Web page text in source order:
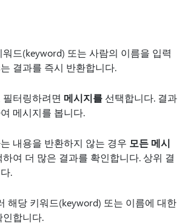
드(keyword) 또는 사람의 이름을 입력
결과를 즉시 반환합니다.
터링하려면 메시지를 선택합니다. 결과
메시지를 봅니다.
내용을 반환하지 않는 경우 모든 메시
하여 더 많은 결과를 확인합니다. 상위 결
.
해당 키워드(keyword) 또는 이름에 대한
인합니다.